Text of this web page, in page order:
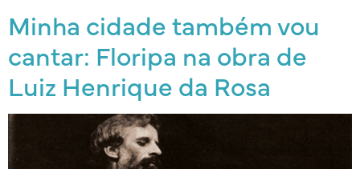
Minha cidade também vou
cantar: Floripa na obra de
Luiz Henrique da Rosa